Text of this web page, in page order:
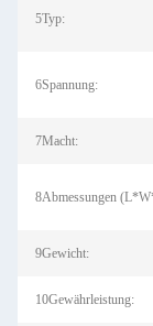
5Typ:
6Spannung:
7Macht:
8Abmessungen
9Gewicht:
10Gewährleistung: